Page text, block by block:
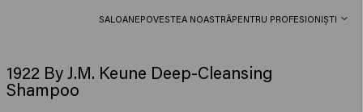
SALOANEPOVESTEA NOASTRĂPENTRU PROFESIONIȘTI
1922 By J.M. Keune Deep-Cleansing
Shampoo